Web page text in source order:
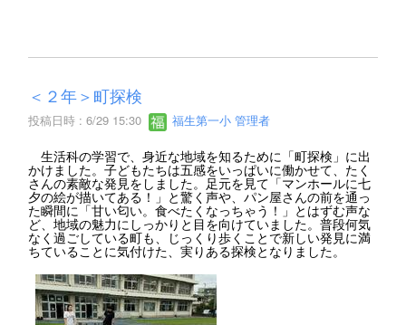
＜２年＞町探検
投稿日時 : 6/29 15:30 福生第一小 管理者
生活科の学習で、身近な地域を知るために「町探検」に出
かけました。子どもたちは五感をいっぱいに働かせて、たく
さんの素敵な発見をしました。足元を見て「マンホールに七
夕の絵が描いてある！」と驚く声や、パン屋さんの前を通っ
た瞬間に「甘い匂い。食べたくなっちゃう！」とはずむ声な
ど、地域の魅力にしっかりと目を向けていました。普段何気
なく過ごしている町も、じっくり歩くことで新しい発見に満
ちていることに気付けた、実りある探検となりました。